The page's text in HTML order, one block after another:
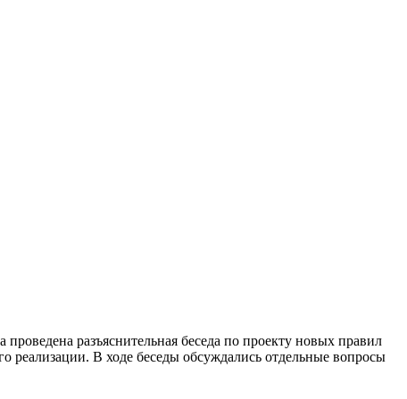
разъяснительная беседа по проекту новых правил
реализации. В ходе беседы обсуждались отдельные вопросы